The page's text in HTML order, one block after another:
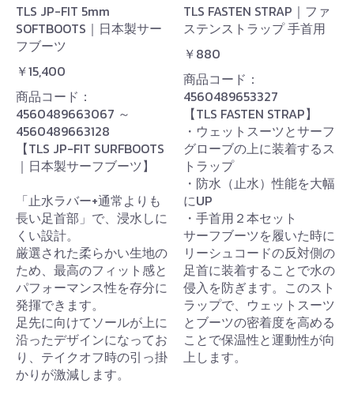
TLS JP-FIT 5mm
SOFTBOOTS｜日本製サー
フブーツ
￥15,400
商品コード：
4560489663067 ～
4560489663128
【TLS JP-FIT SURFBOOTS
｜日本製サーフブーツ】
「止水ラバー+通常よりも
長い足首部」で、浸水しに
くい設計。
厳選された柔らかい生地の
ため、最高のフィット感と
パフォーマンス性を存分に
発揮できます。
足先に向けてソールが上に
沿ったデザインになってお
り、テイクオフ時の引っ掛
かりが激減します。
TLS FASTEN STRAP｜ファ
ステンストラップ 手首用
￥880
商品コード：
4560489653327
【TLS FASTEN STRAP】
・ウェットスーツとサーフ
グローブの上に装着するス
トラップ
・防水（止水）性能を大幅
にUP
・手首用２本セット
サーフブーツを履いた時に
リーシュコードの反対側の
足首に装着することで水の
侵入を防ぎます。このスト
ラップで、ウェットスーツ
とブーツの密着度を高める
ことで保温性と運動性が向
上します。